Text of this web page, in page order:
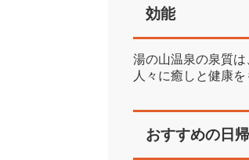
効能
湯の山温泉の泉質
人々に癒しと健康を
おすすめの日